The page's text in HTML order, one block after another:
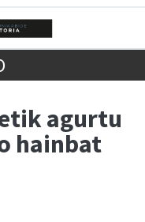
agurtu
hainbat